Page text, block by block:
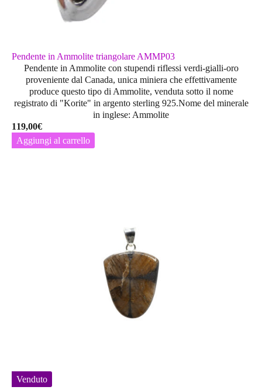
Pendente in Ammolite triangolare AMMP03
Pendente in Ammolite con stupendi riflessi verdi-gialli-oro
proveniente dal Canada, unica miniera che effettivamente
produce questo tipo di Ammolite, venduta sotto il nome
registrato di "Korite" in argento sterling 925.Nome del minerale
in inglese: Ammolite
119,00€
Aggiungi al carrello
Venduto